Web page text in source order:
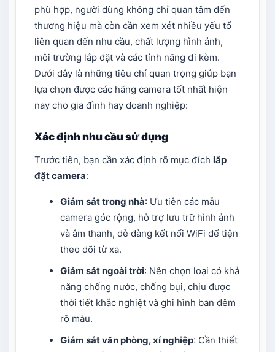
phù hợp, người dùng không chỉ quan tâm đến
thương hiệu mà còn cần xem xét nhiều yếu tố
liên quan đến nhu cầu, chất lượng hình ảnh,
môi trường lắp đặt và các tính năng đi kèm.
Dưới đây là những tiêu chí quan trọng giúp bạn
lựa chọn được các hãng camera tốt nhất hiện
nay cho gia đình hay doanh nghiệp:
Xác định nhu cầu sử dụng
Trước tiên, bạn cần xác định rõ mục đích lắp
đặt camera:
Giám sát trong nhà: Ưu tiên các mẫu
camera góc rộng, hỗ trợ lưu trữ hình ảnh
và âm thanh, dễ dàng kết nối WiFi để tiện
theo dõi từ xa.
Giám sát ngoài trời: Nên chọn loại có khả
năng chống nước, chống bụi, chịu được
thời tiết khắc nghiệt và ghi hình ban đêm
rõ màu.
Giám sát văn phòng, xí nghiệp: Cần thiết